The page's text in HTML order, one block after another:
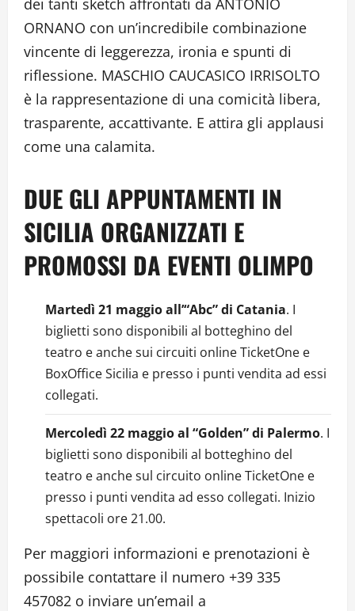
ORNANO con un’incredibile combinazione
vincente di leggerezza, ironia e spunti di
riflessione. MASCHIO CAUCASICO IRRISOLTO
è la rappresentazione di una comicità libera,
trasparente, accattivante. E attira gli applausi
come una calamita.
DUE GLI APPUNTAMENTI IN
SICILIA ORGANIZZATI E
PROMOSSI DA EVENTI OLIMPO
Martedì 21 maggio all’“Abc” di Catania. I
biglietti sono disponibili al botteghino del
teatro e anche sui circuiti online TicketOne e
BoxOffice Sicilia e presso i punti vendita ad essi
collegati.
Mercoledì 22 maggio al “Golden” di Palermo. I
biglietti sono disponibili al botteghino del
teatro e anche sul circuito online TicketOne e
presso i punti vendita ad esso collegati. Inizio
spettacoli ore 21.00.
Per maggiori informazioni e prenotazioni è
possibile contattare il numero +39 335
457082 o inviare un’email a